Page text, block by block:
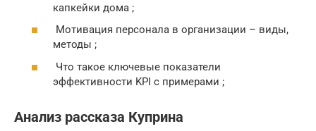
капкейки дома ;
Мотивация персонала в организации – виды,
методы ;
Что такое ключевые показатели
эффективности KPI с примерами ;
Анализ рассказа Куприна